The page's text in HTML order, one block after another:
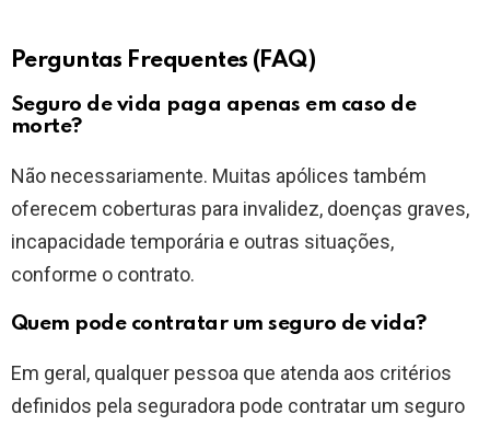
Perguntas Frequentes (FAQ)
Seguro de vida paga apenas em caso de
morte?
Não necessariamente. Muitas apólices também
oferecem coberturas para invalidez, doenças graves,
incapacidade temporária e outras situações,
conforme o contrato.
Quem pode contratar um seguro de vida?
Em geral, qualquer pessoa que atenda aos critérios
definidos pela seguradora pode contratar um seguro